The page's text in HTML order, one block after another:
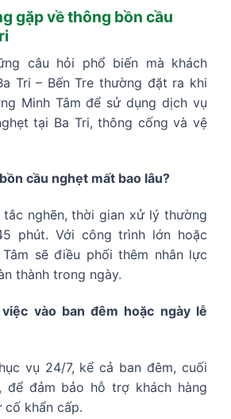
gặp về thông bồn cầu
câu hỏi phổ biến mà khách
Tri – Bến Tre thường đặt ra khi
Minh Tâm để sử dụng dịch vụ
tại Ba Tri, thông cống và vệ
cầu nghẹt mất bao lâu?
nghẽn, thời gian xử lý thường
phút. Với công trình lớn hoặc
sẽ điều phối thêm nhân lực
thành trong ngày.
vào ban đêm hoặc ngày lễ
vụ 24/7, kể cả ban đêm, cuối
để đảm bảo hỗ trợ khách hàng
cố khẩn cấp.